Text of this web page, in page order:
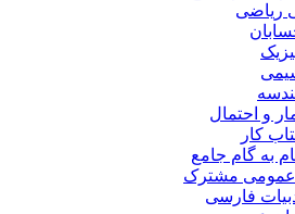
ریاضی
و احتمال
کار
به گام جامع
مشترک
فارسی